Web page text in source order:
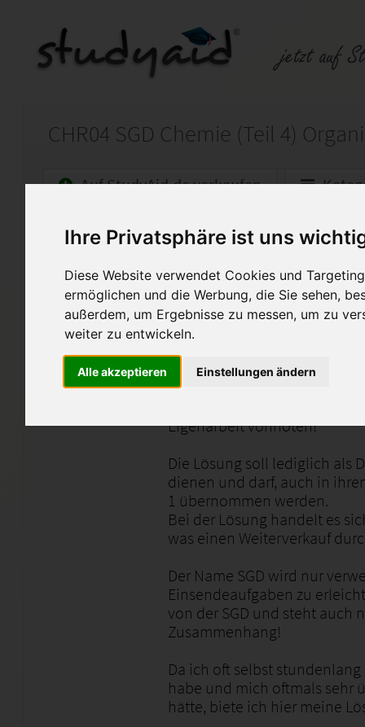
Ihre Privatsphäre ist uns
Diese Website verwendet Cookies und
ermöglichen und die Werbung, die Sie sehen,
außerdem, um Ergebnisse zu messen, um zu
weiter zu entwickeln.
Alle akzeptieren Einstellungen ändern
Auf StudyAid.de verkaufen
Startseite Abitur und Hochschule
Chemie Abitur SGD CHR04
Hier biete ich meine
der SGD an. Diese
bewertet.
Die Anmerkungen des
Eigenarbeit vonnöten!
Die Lösung soll lediglich als
dienen und darf, auch in
1 übernommen werden.
Bei der Lösung handelt es
was einen Weiterverkauf
Der Name SGD wird nur
Einsendeaufgaben zu
von der SGD und steht auch
Zusammenhang!
Da ich oft selbst
habe und mich oftmals sehr
hätte, biete ich hier meine